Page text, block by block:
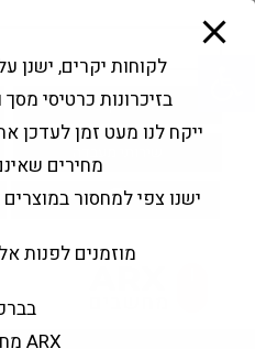
פתח סרגל
Products
search
החשבון שלי
לקוחות יקרים, ישנן
בזיכרונות כרטיסי מסך
ייקח לנו מעט זמן לעדכן
מחירים
ישנו צפי למחסור
מוזמנים לפנות
ARX מחשבים